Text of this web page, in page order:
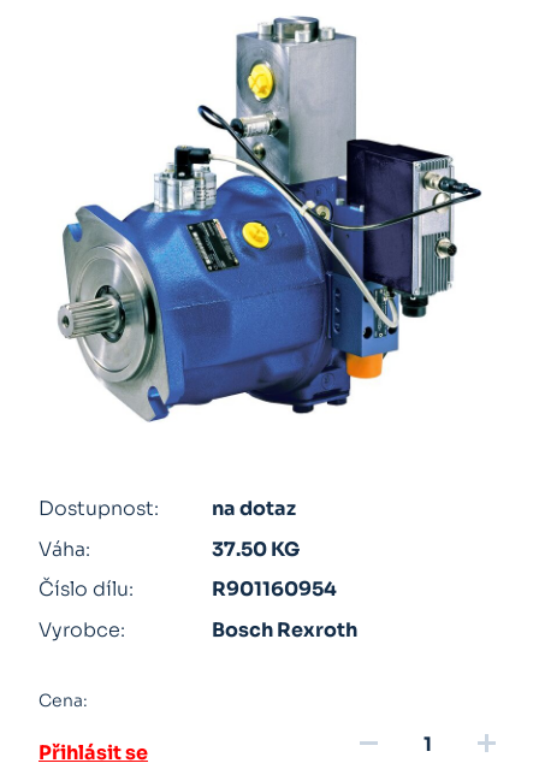
Dostupnost:
na dotaz
Váha:
37.50 KG
Číslo dílu:
R901160954
Vyrobce:
Bosch Rexroth
Cena:
Přihlásit se remove add